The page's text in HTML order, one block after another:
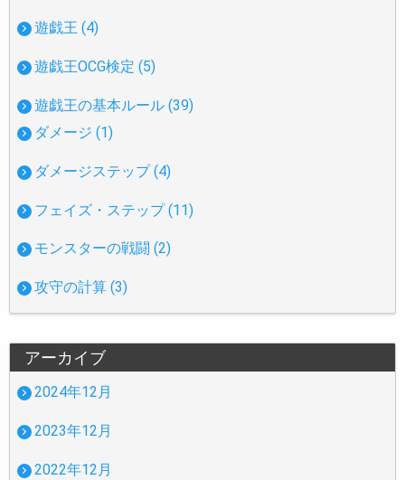
遊戯王 (4)
遊戯王OCG検定 (5)
遊戯王の基本ルール (39)
ダメージ (1)
ダメージステップ (4)
フェイズ・ステップ (11)
モンスターの戦闘 (2)
攻守の計算 (3)
アーカイブ
2024年12月
2023年12月
2022年12月